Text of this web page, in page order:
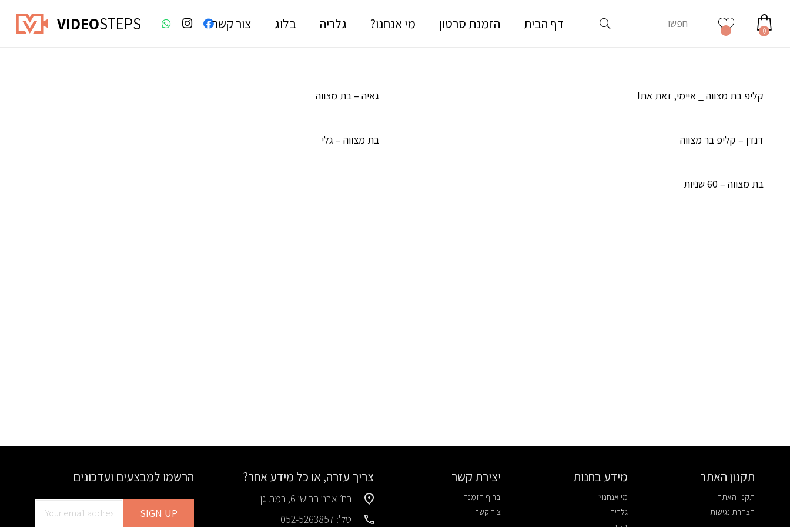
0 דף הבית הזמנת סרטון מי אנחנו? גלריה בלוג צור קשר VIDEOSTEPS
קליפ בת מצווה _ איימי, זאת את! גאיה – בת מצווה
דנדן – קליפ בר מצווה בת מצווה – גלי
בת מצווה – 60 שניות
תקנון האתר
תקנון האתר
הצהרת נגישות
מידע בחנות
מי אנחנו?
גלריה
יצירת קשר
בריף הזמנה
צור קשר
צריך עזרה, או כל מידע אחר?
רח׳ אבני החושן 6, רמת גן
טל': 052-5263857
הרשמו למבצעים ועדכונים